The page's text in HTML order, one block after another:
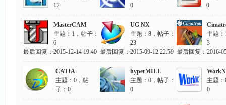
12
0
0
MasterCAM
主题：1，帖子：
6
最后回复： 2015-12-14 19:40
UG NX
主题：8，帖子：
23
最后回复： 2015-09-12 22:59
主题
3
最后回复： 2016-
CATIA
主题：0，帖
子：0
hyperMILL
主题：0，帖子：
0
主题
0